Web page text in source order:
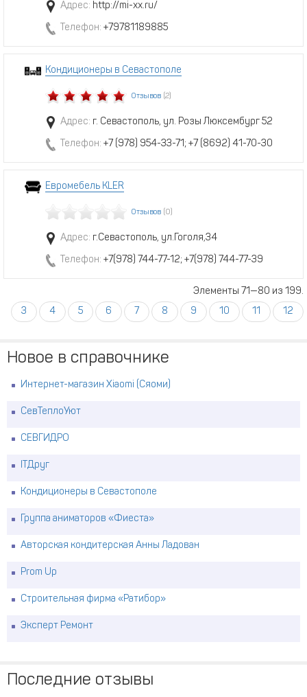
Адрес: http://mi-xx.ru/
Телефон: +79781189885
Кондиционеры в Севастополе
Отзывов (2)
Адрес: г. Севастополь, ул. Розы Люксембург 52
Телефон: +7 (978) 954-33-71; +7 (8692) 41-70-30
Евромебель KLER
Отзывов (0)
Адрес: г.Севастополь, ул.Гоголя,34
Телефон: +7(978) 744-77-12; +7(978) 744-77-39
Элементы 71—80 из 199.
3
4 5 6 7 8 9 10 11 12
Новое в справочнике
Интернет-магазин Xiaomi (Сяоми)
СевТеплоУют
СЕВГИДРО
ITДруг
Кондиционеры в Севастополе
Группа аниматоров «Фиеста»
Авторская кондитерская Анны Ладован
Prom Up
Строительная фирма «Ратибор»
Эксперт Ремонт
Последние отзывы